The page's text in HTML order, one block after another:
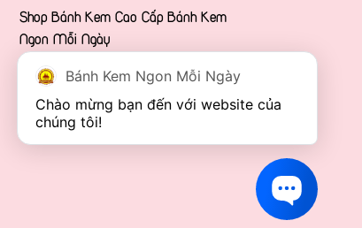
Shop Bánh Kem Cao Cấp Bánh Kem
Ngon Mỗi Ngày
Bánh Kem Ngon Mỗi Ngày
Chào mừng bạn đến với website của
chúng tôi!